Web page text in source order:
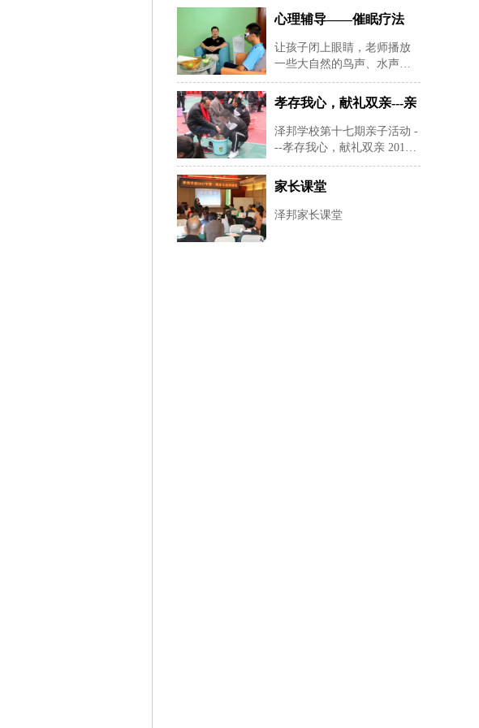
心理辅导——催眠疗法
让孩子闭上眼睛，老师播放
一些大自然的鸟声、水声等
纯音乐，帮助孩子快速定下
来，再用暗示性语言帮助孩
子进入睡眠状态，有利于心
理老师深度进入孩子的
孝存我心，献礼双亲---亲
子活动
泽邦学校第十七期亲子活动 -
--孝存我心，献礼双亲 2019
年12月22日星期天早上8：30-
--下午16：00在湖南长沙安沙
镇泽邦学校举办孝存我心，
献礼双亲为主题的亲子活
家长课堂
泽邦家长课堂